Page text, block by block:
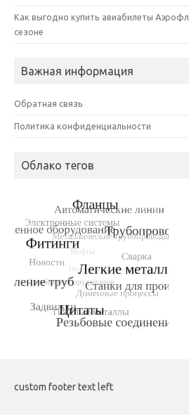
Как выгодно купить авиабилеты
сезоне
Важная информация
Обратная связь
Политика конфиденциальности
Облако тегов
custom footer text left